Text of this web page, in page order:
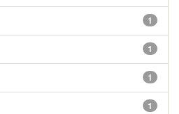
1
1
1
1